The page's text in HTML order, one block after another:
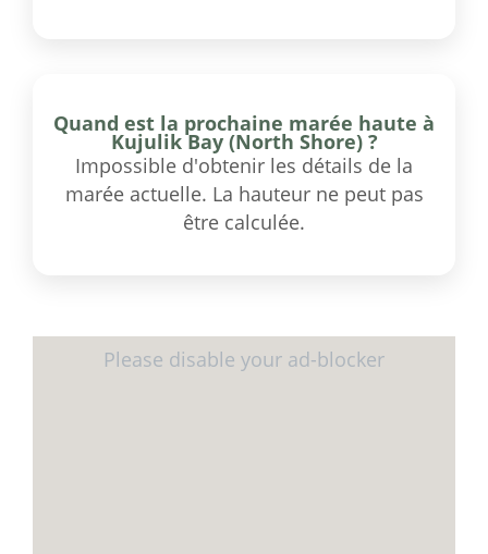
Quand est la prochaine marée haute à
Kujulik Bay (North Shore) ?
Impossible d'obtenir les détails de la
marée actuelle. La hauteur ne peut pas
être calculée.